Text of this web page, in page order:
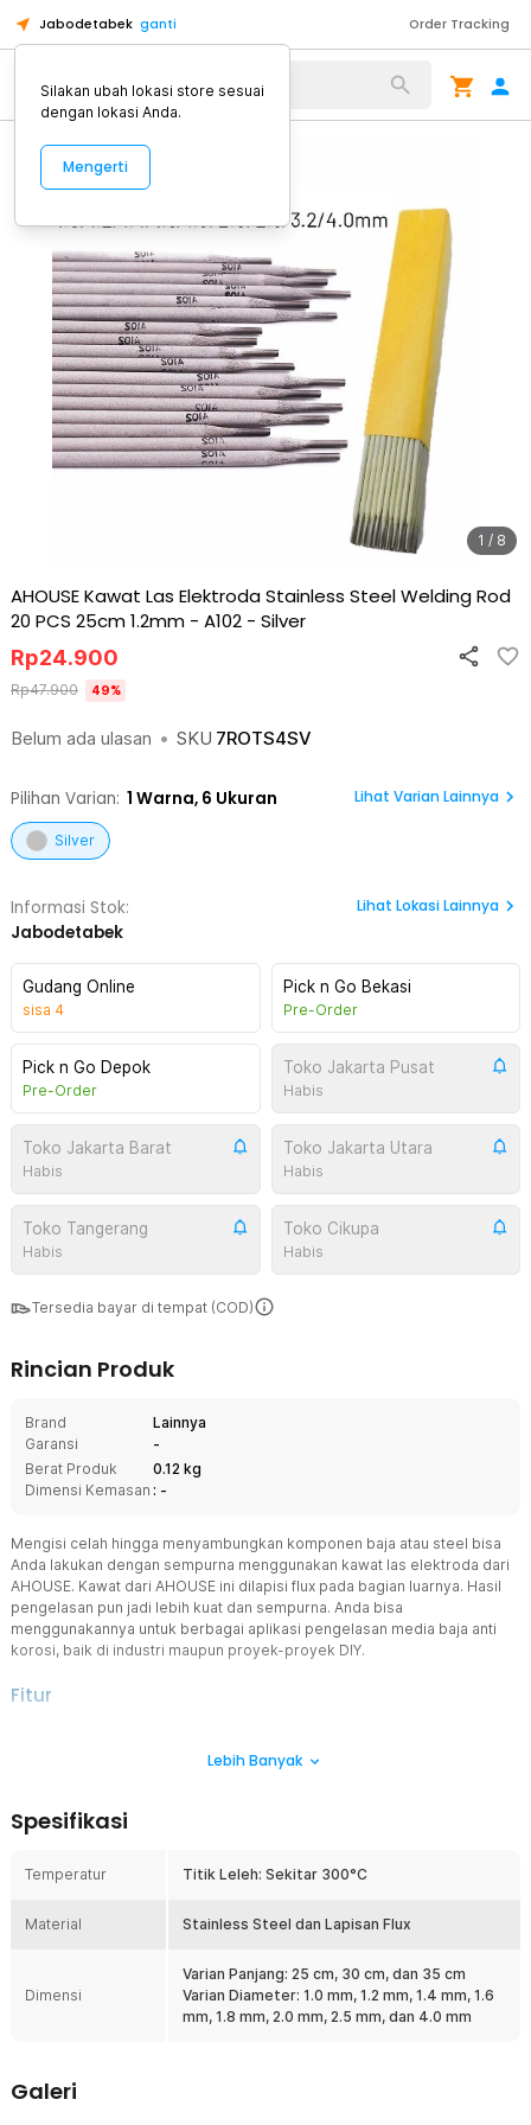
Jabodetabek ganti Order Tracking
Alat Kopi
1 / 8
AHOUSE Kawat Las Elektroda Stainless Steel Welding Rod
20 PCS 25cm 1.2mm - A102 - Silver
Belum ada ulasan • SKU 7ROTS4SV
Rp24.900
Rp47.900 49%
Pilihan Varian: 1 Warna, 6 Ukuran Lihat Varian Lainnya
Silver
Informasi Stok:
Jabodetabek
Lihat Lokasi Lainnya
Gudang Online
sisa 4
Pick n Go Bekasi
Pre-Order
Pick n Go Depok
Pre-Order
Toko Jakarta Pusat
Habis
Toko Jakarta Barat
Habis
Toko Jakarta Utara
Habis
Toko Tangerang
Habis
Toko Cikupa
Habis
Tersedia bayar di tempat (COD)
Rincian Produk
Brand
Lainnya
Garansi
-
Berat Produk
0.12 kg
Dimensi Kemasan : -
Mengisi celah hingga menyambungkan komponen baja atau steel bisa
Anda lakukan dengan sempurna menggunakan kawat las elektroda dari
AHOUSE. Kawat dari AHOUSE ini dilapisi flux pada bagian luarnya. Hasil
pengelasan pun jadi lebih kuat dan sempurna. Anda bisa
menggunakannya untuk berbagai aplikasi pengelasan media baja anti
korosi, baik di industri maupun proyek-proyek DIY.
Fitur
Celah pada komponen logam stainless steel bisa diatasi dengan
menggunakannya untuk menghasilkan sambungan yang kuat dan
0CR19NI9, 201, 302, hingga 304.
Keunggulan lain dari kawat las dari AHOUSE adalah bagian luarnya
bahan flux membantu menciptakan gas pelindung untuk melindungi
logam cair dari oksidasi dan kontaminasi udara. Flux ini juga
membentuk slag (terak) yang menutupi sambungan las setelah
Tidak seperti produk sejenis lainnya, kawat las elektroda ini
Lebih Banyak
Spesifikasi
Temperatur Titik Leleh: Sekitar 300°C
Material Stainless Steel dan Lapisan Flux
Dimensi
Varian Panjang: 25 cm, 30 cm, dan 35 cm
Varian Diameter: 1.0 mm, 1.2 mm, 1.4 mm, 1.6
mm, 1.8 mm, 2.0 mm, 2.5 mm, dan 4.0 mm
Galeri
Silakan ubah lokasi store sesuai
dengan lokasi Anda.
Mengerti